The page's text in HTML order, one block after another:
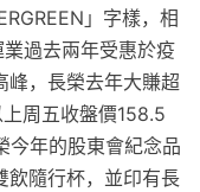
」字樣，相
過去兩年受惠於疫
峰，長榮去年大賺超
周五收盤價158.5
今年的股東會紀念品
飲隨行杯，並印有長